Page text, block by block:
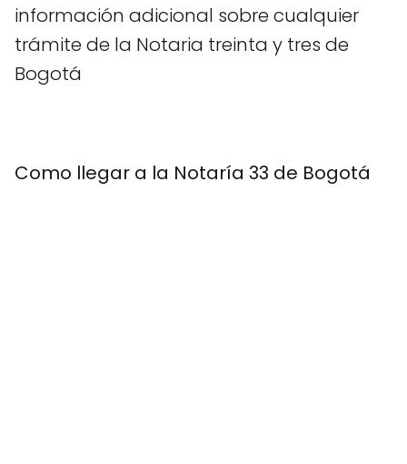
información adicional sobre cualquier
trámite de la Notaria treinta y tres de
Bogotá
Como llegar a la Notaría 33 de Bogotá